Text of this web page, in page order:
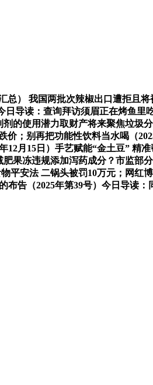
） 我国两批次辣椒出口遭拒且将
日导读：查询拜访须眉正在烤鱼里
的使用潜力取财产将来聚焦垃圾
；别再把功能性饮料当水喝（
12月15日）手艺赋能“金土豆”
果冻违规添加泻药成分？市监部
平安法 二锅头被罚10万元；网红
告（2025年第39号）今日导读：